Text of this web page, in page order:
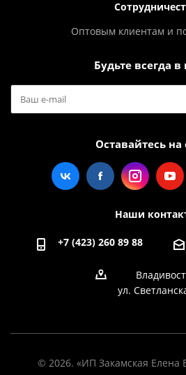
Оптовым клиентам и
Будьте всегда в
Оставайтесь на
Наши
+7 (423) 260 89 88
ул.
© 2026. «ИП Закамская Елена